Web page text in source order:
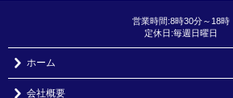
営業時間:8時30分～18時
定休日:毎週日曜日
ホーム
会社概要